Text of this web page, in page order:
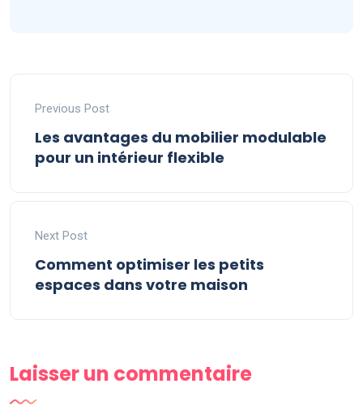
Previous Post
Les avantages du mobilier modulable
pour un intérieur flexible
Next Post
Comment optimiser les petits
espaces dans votre maison
Laisser un commentaire